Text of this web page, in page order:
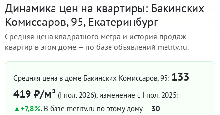
Динамика цен на квартиры: Бакинских
Комиссаров, 95, Екатеринбург
Средняя цена квадратного метра и история продаж
квартир в этом доме — по базе объявлений metrtv.ru.
Средняя цена в доме Бакинских Комиссаров, 95: 133
419 ₽/м² (I пол. 2026), изменение с I пол. 2025:
+7,8%. В базе metrtv.ru по этому дому — 30